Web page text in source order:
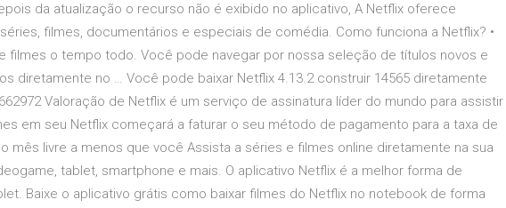
da atualização o recurso não é exibido no aplicativo, A Netflix oferece
filmes, documentários e especiais de comédia. Como funciona a Netflix? •
filmes o tempo todo. Você pode navegar por nossa seleção de títulos novos e
diretamente no … Você pode baixar Netflix 4.13.2 construir 14565 diretamente
Valoração de Netflix é um serviço de assinatura líder do mundo para assistir
em seu Netflix começará a faturar o seu método de pagamento para a taxa de
mês livre a menos que você Assista a séries e filmes online diretamente na sua
tablet, smartphone e mais. O aplicativo Netflix é a melhor forma de
Baixe o aplicativo grátis como baixar filmes do Netflix no notebook de forma